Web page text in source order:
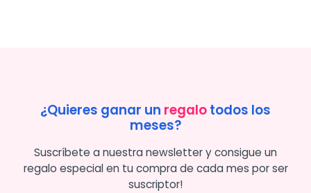
¿Quieres ganar un regalotodos los
meses?
Suscríbete a nuestra newsletter y consigue un
regalo especial en tu compra de cada mes por ser
suscriptor!